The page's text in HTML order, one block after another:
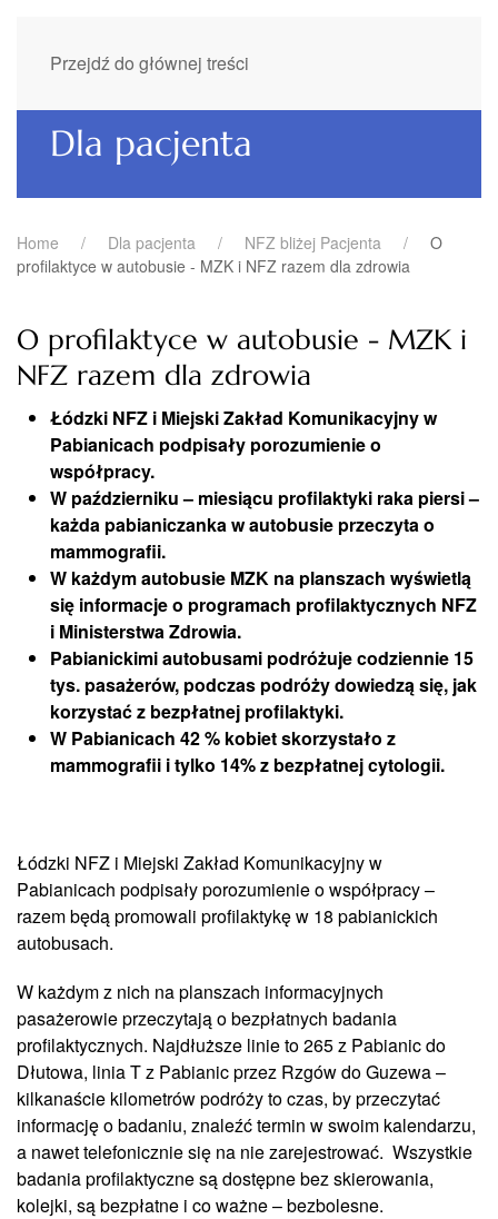
Przejdź do głównej treści
Dla pacjenta
Home Dla pacjenta NFZ bliżej Pacjenta
O
profilaktyce w autobusie - MZK i NFZ razem dla zdrowia
O profilaktyce w autobusie - MZK i
NFZ razem dla zdrowia
Łódzki NFZ i Miejski Zakład Komunikacyjny w
Pabianicach podpisały porozumienie o
współpracy.
W październiku – miesiącu profilaktyki raka piersi –
każda pabianiczanka w autobusie przeczyta o
mammografii.
W każdym autobusie MZK na planszach wyświetlą
się informacje o programach profilaktycznych NFZ
i Ministerstwa Zdrowia.
Pabianickimi autobusami podróżuje codziennie 15
tys. pasażerów, podczas podróży dowiedzą się, jak
korzystać z bezpłatnej profilaktyki.
W Pabianicach 42 % kobiet skorzystało z
mammografii i tylko 14% z bezpłatnej cytologii.
Łódzki NFZ i Miejski Zakład Komunikacyjny w
Pabianicach podpisały porozumienie o współpracy –
razem będą promowali profilaktykę w 18 pabianickich
autobusach.
W każdym z nich na planszach informacyjnych
pasażerowie przeczytają o bezpłatnych badania
profilaktycznych. Najdłuższe linie to 265 z Pabianic do
Dłutowa, linia T z Pabianic przez Rzgów do Guzewa –
kilkanaście kilometrów podróży to czas, by przeczytać
informację o badaniu, znaleźć termin w swoim kalendarzu,
a nawet telefonicznie się na nie zarejestrować. Wszystkie
badania profilaktyczne są dostępne bez skierowania,
kolejki, są bezpłatne i co ważne – bezbolesne.